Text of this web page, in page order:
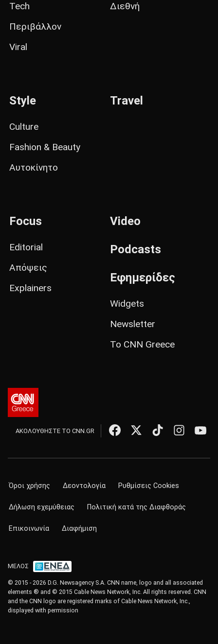
Tech
Περιβάλλον
Viral
Διεθνή
Style
Culture
Fashion & Beauty
Αυτοκίνητο
Travel
Focus
Editorial
Απόψεις
Explainers
Video
Podcasts
Εφημερίδες
Widgets
Newsletter
Το CNN Greece
ΑΚΟΛΟΥΘΗΣΤΕ ΤΟ CNN.GR
Όροι χρήσης Δεοντολογία Ρυθμίσεις Cookies
Δήλωση εχεμύθειας Πολιτική κατά της Διαφθοράς
Επικοινωνία Διαφήμιση
ΜΕΛΟΣ
© 2015 - 2026 D.G. Newsagency S.A. CNN name, logo and all associated
elements ® and © 2015 Cable News Network, Inc. All rights reserved. CNN
and the CNN logo are registered marks of Cable News Network, Inc.,
displayed with permission